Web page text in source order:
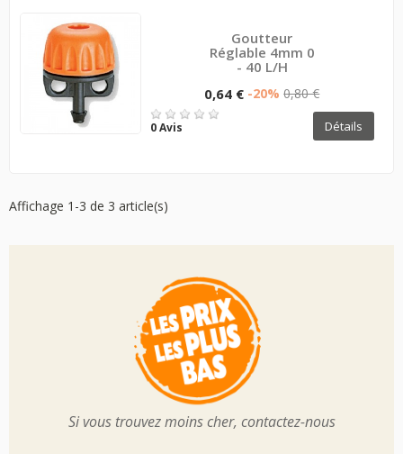
Goutteur
Réglable 4mm 0
- 40 L/h
0,64 € -20% 0,80 €
0 Avis Détails
Affichage 1-3 de 3 article(s)
Si vous trouvez moins cher, contactez-nous